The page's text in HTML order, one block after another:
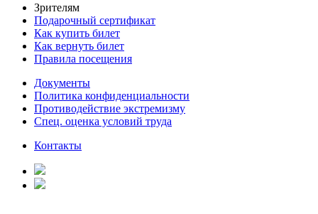
Зрителям
Подарочный сертификат
Как купить билет
Как вернуть билет
Правила посещения
Документы
Политика конфиденциальности
Противодействие экстремизму
Спец. оценка условий труда
Контакты